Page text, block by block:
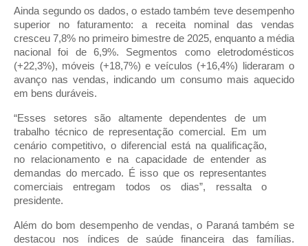
Ainda segundo os dados, o estado também teve desempenho
superior no faturamento: a receita nominal das vendas
cresceu 7,8% no primeiro bimestre de 2025, enquanto a média
nacional foi de 6,9%. Segmentos como eletrodomésticos
(+22,3%), móveis (+18,7%) e veículos (+16,4%) lideraram o
avanço nas vendas, indicando um consumo mais aquecido
em bens duráveis.
“Esses setores são altamente dependentes de um
trabalho técnico de representação comercial. Em um
cenário competitivo, o diferencial está na qualificação,
no relacionamento e na capacidade de entender as
demandas do mercado. É isso que os representantes
comerciais entregam todos os dias”, ressalta o
presidente.
Além do bom desempenho de vendas, o Paraná também se
destacou nos índices de saúde financeira das famílias.